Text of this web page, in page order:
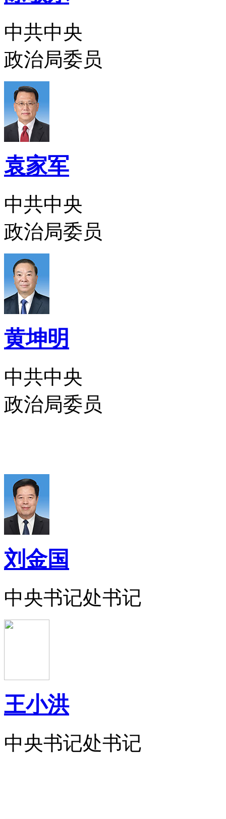
中共中央
政治局委员
袁家军
中共中央
政治局委员
黄坤明
中共中央
政治局委员
刘金国
中央书记处书记
王小洪
中央书记处书记